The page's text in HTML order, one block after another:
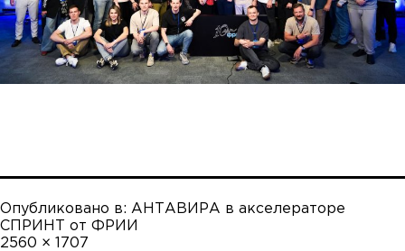
Опубликовано в: АНТАВИРА в акселераторе
СПРИНТ от ФРИИ
Полный
2560 × 1707